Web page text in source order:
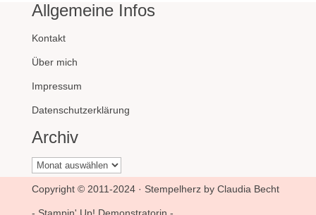
Allgemeine Infos
Kontakt
Über mich
Impressum
Datenschutzerklärung
Archiv
Archiv
Copyright © 2011-2024 · Stempelherz by Claudia Becht